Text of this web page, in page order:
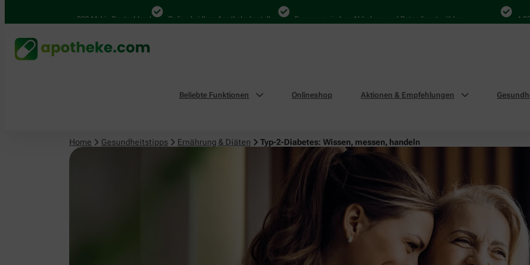
4.000 Mal in Deutschland Online bei Ihrer Apotheke bestellen Bequem zwischen Abholung und Botendienst wählen 4.000
Beliebte Funktionen Onlineshop Aktionen & Empfehlungen
Home Gesundheitstipps Ernährung & Diäten Typ-2-Diabetes: Wissen, messen, handeln